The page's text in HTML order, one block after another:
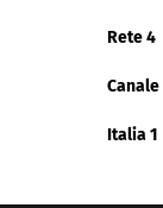
Rete 4
Canale
Italia 1